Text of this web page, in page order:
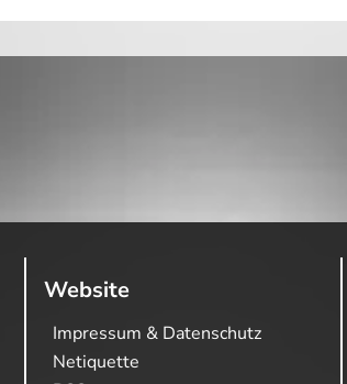
Website
Impressum & Datenschutz
Netiquette